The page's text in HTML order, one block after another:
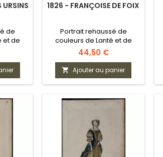
URSINS
de
et de
1826 - FRANÇOISE DE FOIX
Portrait rehaussé de
couleurs de Lanté et de
Gatine
Prix
44,50 €
 Ajouter au panier